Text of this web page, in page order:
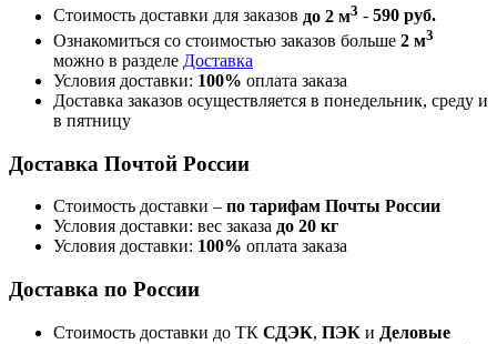
Стоимость доставки для заказов до 2 м3 - 590 руб.
Ознакомиться со стоимостью заказов больше 2 м3
можно в разделе Доставка
Условия доставки: 100% оплата заказа
Доставка заказов осуществляется в понедельник, среду и
в пятницу
Доставка Почтой России
Стоимость доставки – по тарифам Почты России
Условия доставки: вес заказа до 20 кг
Условия доставки: 100% оплата заказа
Доставка по России
Стоимость доставки до ТК СДЭК, ПЭК и Деловые